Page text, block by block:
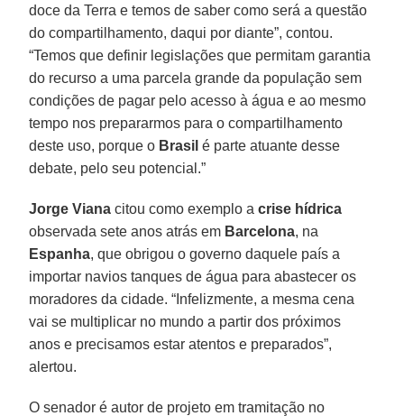
doce da Terra e temos de saber como será a questão
do compartilhamento, daqui por diante”, contou.
“Temos que definir legislações que permitam garantia
do recurso a uma parcela grande da população sem
condições de pagar pelo acesso à água e ao mesmo
tempo nos prepararmos para o compartilhamento
deste uso, porque o Brasil é parte atuante desse
debate, pelo seu potencial.”
Jorge Viana citou como exemplo acrise hídrica
observada sete anos atrás em Barcelona, na
Espanha, que obrigou o governo daquele país a
importar navios tanques de água para abastecer os
moradores da cidade. “Infelizmente, a mesma cena
vai se multiplicar no mundo a partir dos próximos
anos e precisamos estar atentos e preparados”,
alertou.
O senador é autor de projeto em tramitação no